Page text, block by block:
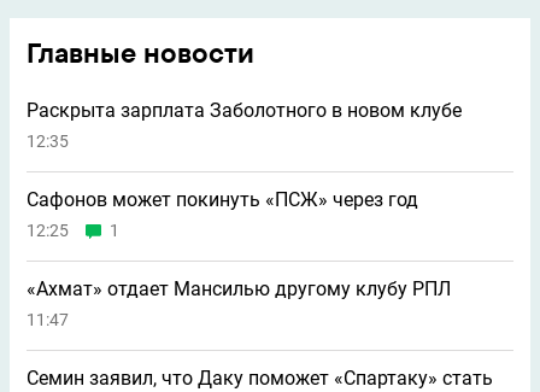
Главные новости
Раскрыта зарплата Заболотного в новом клубе
12:35
Сафонов может покинуть «ПСЖ» через год
12:25 1
«Ахмат» отдает Мансилью другому клубу РПЛ
11:47
Семин заявил, что Даку поможет «Спартаку» стать